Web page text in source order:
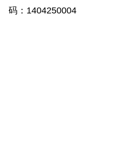
码：1404250004